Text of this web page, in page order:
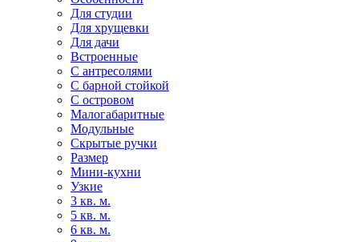
Для студии
Для хрущевки
Для дачи
Встроенные
С антресолями
С барной стойкой
С островом
Малогабаритные
Модульные
Скрытые ручки
Размер
Мини-кухни
Узкие
3 кв. м.
5 кв. м.
6 кв. м.